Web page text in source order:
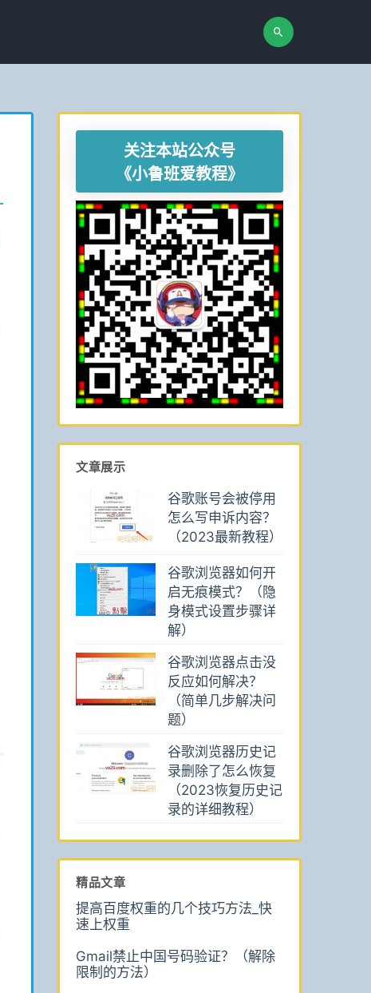
关注本站公众号
《小鲁班爱教程》
文章展示
谷歌账号会被停用
怎么写申诉内容？
（2023最新教程）
谷歌浏览器如何开
启无痕模式？（隐
身模式设置步骤详
解）
谷歌浏览器点击没
反应如何解决？
（简单几步解决问
题）
谷歌浏览器历史记
录删除了怎么恢复
（2023恢复历史记
录的详细教程）
精品文章
提高百度权重的几个技巧方法_快
速上权重
Gmail禁止中国号码验证？（解除
限制的方法）